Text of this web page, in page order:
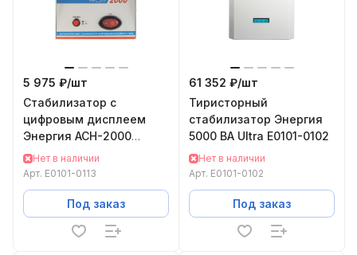
5 975 ₽/шт
Cтабилизатор с
цифровым дисплеем
Энергия АСН-2000
Е0101-0113
Нет в наличии
Арт. Е0101-0113
Под заказ
61 352 ₽/шт
Тиристорный
стабилизатор Энергия
5000 ВА Ultra Е0101-0102
Нет в наличии
Арт. Е0101-0102
Под заказ